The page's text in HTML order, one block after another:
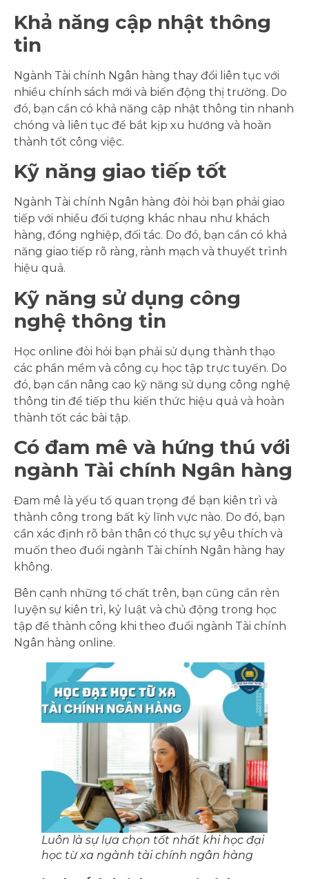
Khả năng cập nhật thông
tin
Ngành Tài chính Ngân hàng thay đổi liên tục với
nhiều chính sách mới và biến động thị trường. Do
đó, bạn cần có khả năng cập nhật thông tin nhanh
chóng và liên tục để bắt kịp xu hướng và hoàn
thành tốt công việc.
Kỹ năng giao tiếp tốt
Ngành Tài chính Ngân hàng đòi hỏi bạn phải giao
tiếp với nhiều đối tượng khác nhau như khách
hàng, đồng nghiệp, đối tác. Do đó, bạn cần có khả
năng giao tiếp rõ ràng, rành mạch và thuyết trình
hiệu quả.
Kỹ năng sử dụng công
nghệ thông tin
Học online đòi hỏi bạn phải sử dụng thành thạo
các phần mềm và công cụ học tập trực tuyến. Do
đó, bạn cần nâng cao kỹ năng sử dụng công nghệ
thông tin để tiếp thu kiến thức hiệu quả và hoàn
thành tốt các bài tập.
Có đam mê và hứng thú với
ngành Tài chính Ngân hàng
Đam mê là yếu tố quan trọng để bạn kiên trì và
thành công trong bất kỳ lĩnh vực nào. Do đó, bạn
cần xác định rõ bản thân có thực sự yêu thích và
muốn theo đuổi ngành Tài chính Ngân hàng hay
không.
Bên cạnh những tố chất trên, bạn cũng cần rèn
luyện sự kiên trì, kỷ luật và chủ động trong học
tập để thành công khi theo đuổi ngành Tài chính
Ngân hàng online.
Luôn là sự lựa chọn tốt nhất khi học đại
học từ xa ngành tài chính ngân hàng